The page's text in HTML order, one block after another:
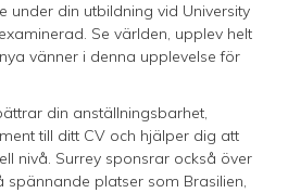
under din utbildning vid University
Se världen, upplev helt
vänner i denna upplevelse för
din anställningsbarhet,
till ditt CV och hjälper dig att
nivå. Surrey sponsrar också över
platser som Brasilien,